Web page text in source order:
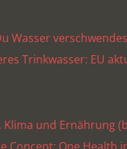
Wasser
Trinkwasser: EU
Klima und Ernährung